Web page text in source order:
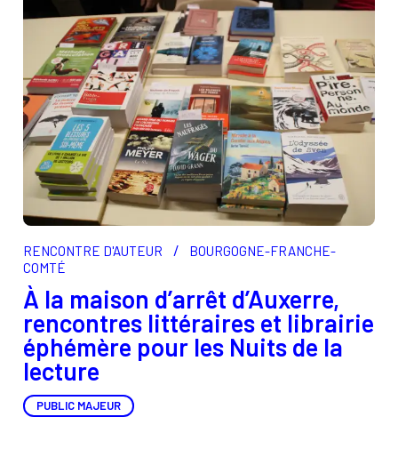
RENCONTRE D'AUTEUR /
BOURGOGNE-FRANCHE-
COMTÉ
À la maison d’arrêt d’Auxerre,
rencontres littéraires et librairie
éphémère pour les Nuits de la
lecture
PUBLIC MAJEUR